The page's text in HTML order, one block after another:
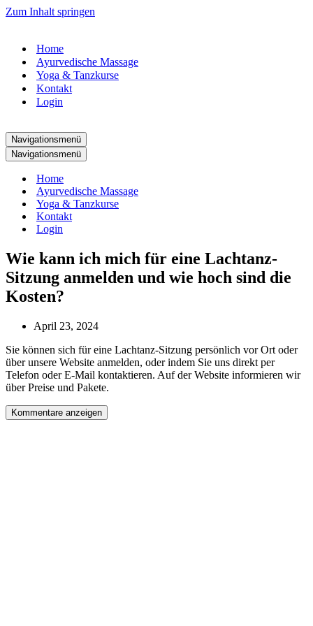
Zum Inhalt springen
Home
Ayurvedische Massage
Yoga & Tanzkurse
Kontakt
Login
Navigationsmenü
Navigationsmenü
Home
Ayurvedische Massage
Yoga & Tanzkurse
Kontakt
Login
Wie kann ich mich für eine Lachtanz-
Sitzung anmelden und wie hoch sind die
Kosten?
April 23, 2024
Sie können sich für eine Lachtanz-Sitzung persönlich vor Ort oder
über unsere Website anmelden, oder indem Sie uns direkt per
Telefon oder E-Mail kontaktieren. Auf der Website informieren wir
über Preise und Pakete.
Kommentare anzeigen